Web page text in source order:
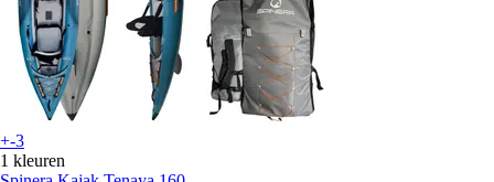
+-3
1 kleuren